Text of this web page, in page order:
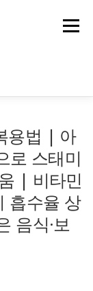
메뉴
용법 | 아
로 스태미
| 비타민
흡수율 상
음식·보